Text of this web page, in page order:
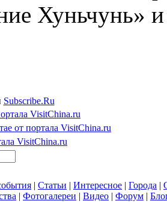
Хуньчунь»
Subscribe.Ru
VisitChina.ru
от портала VisitChina.ru
VisitChina.ru
| Статьи | Интересное | Города |
| Фотогалереи | Видео | Форум |